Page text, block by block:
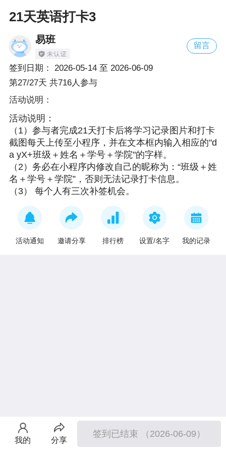
21天英语打卡3
易班
留言
签到日期： 2026-05-14至 2026-06-09
第27/27天 共716人参与
活动说明：
活动说明：
（1）参与者完成21天打卡后将学习记录图片和打卡
截图每天上传至小程序，并在文本框内输入相应的"d
a yX+班级＋姓名＋学号＋学院"的字样。
（2）务必在小程序内修改自己的昵称为：“班级＋姓
名＋学号＋学院”，否则无法记录打卡信息。
活动通知 邀请分享 排行榜 设置/名字 我的记录
我的 分享
签到已结束 （2026-06-09）